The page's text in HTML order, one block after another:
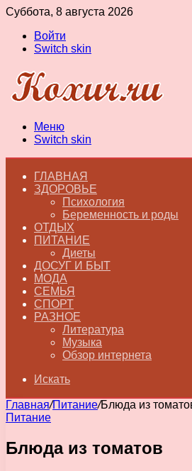
Суббота, 8 августа 2026
Войти
Switch skin
Меню
Switch skin
ГЛАВНАЯ
ЗДОРОВЬЕ
Психология
Беременность и роды
ОТДЫХ
ПИТАНИЕ
Диеты
ДОСУГ И БЫТ
МОДА
СЕМЬЯ
СПОРТ
РАЗНОЕ
Литература
Музыка
Обзор интернета
Искать
Главная/Питание/Блюда из
Питание
Блюда из томатов